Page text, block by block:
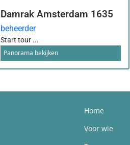
Damrak Amsterdam 1635
beheerder
Start tour ...
Panorama bekijken
Home
Voor wie